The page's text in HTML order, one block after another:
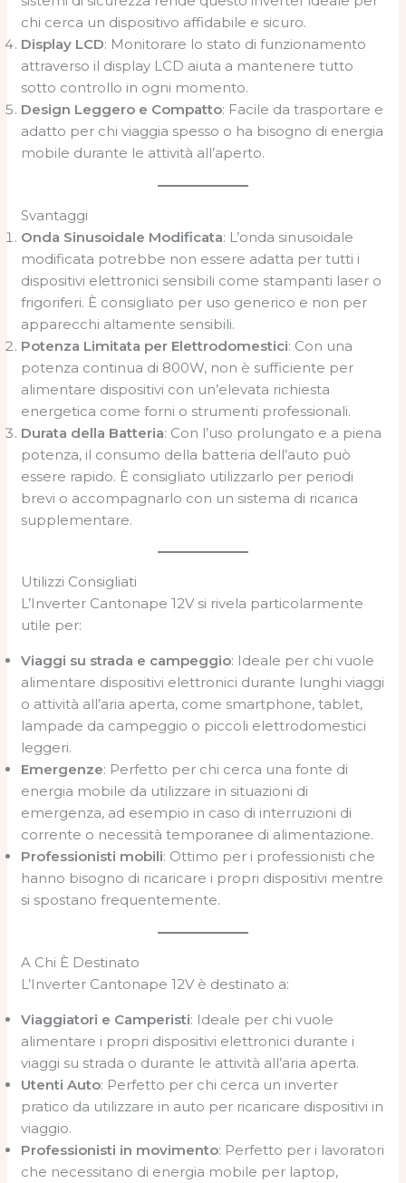
chi cerca un dispositivo affidabile e sicuro.
Display LCD: Monitorare lo stato di funzionamento
attraverso il display LCD aiuta a mantenere tutto
sotto controllo in ogni momento.
Design Leggero e Compatto: Facile da trasportare e
adatto per chi viaggia spesso o ha bisogno di energia
mobile durante le attività all’aperto.
Svantaggi
Onda Sinusoidale Modificata: L’onda sinusoidale
modificata potrebbe non essere adatta per tutti i
dispositivi elettronici sensibili come stampanti laser o
frigoriferi. È consigliato per uso generico e non per
apparecchi altamente sensibili.
Potenza Limitata per Elettrodomestici: Con una
potenza continua di 800W, non è sufficiente per
alimentare dispositivi con un’elevata richiesta
energetica come forni o strumenti professionali.
Durata della Batteria: Con l’uso prolungato e a piena
potenza, il consumo della batteria dell’auto può
essere rapido. È consigliato utilizzarlo per periodi
brevi o accompagnarlo con un sistema di ricarica
supplementare.
Utilizzi Consigliati
L’Inverter Cantonape 12V si rivela particolarmente
utile per:
Viaggi su strada e campeggio: Ideale per chi vuole
alimentare dispositivi elettronici durante lunghi viaggi
o attività all’aria aperta, come smartphone, tablet,
lampade da campeggio o piccoli elettrodomestici
leggeri.
Emergenze: Perfetto per chi cerca una fonte di
energia mobile da utilizzare in situazioni di
emergenza, ad esempio in caso di interruzioni di
corrente o necessità temporanee di alimentazione.
Professionisti mobili: Ottimo per i professionisti che
hanno bisogno di ricaricare i propri dispositivi mentre
si spostano frequentemente.
A Chi È Destinato
L’Inverter Cantonape 12V è destinato a:
Viaggiatori e Camperisti: Ideale per chi vuole
alimentare i propri dispositivi elettronici durante i
viaggi su strada o durante le attività all’aria aperta.
Utenti Auto: Perfetto per chi cerca un inverter
pratico da utilizzare in auto per ricaricare dispositivi in
viaggio.
Professionisti in movimento: Perfetto per i lavoratori
che necessitano di energia mobile per laptop,